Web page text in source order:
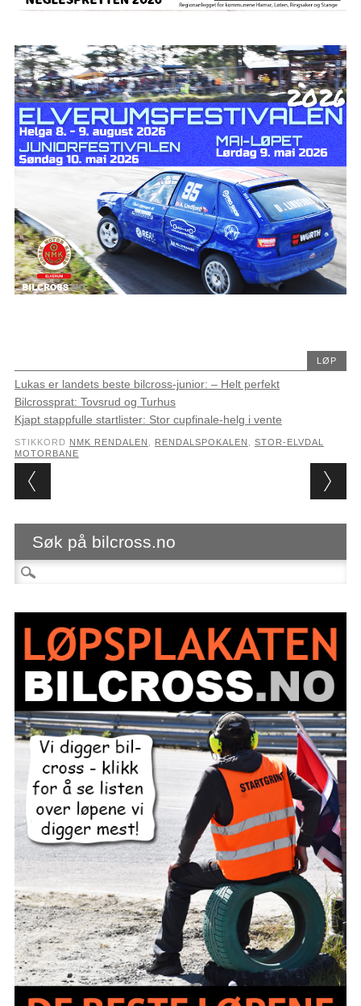
LØP
Lukas er landets beste bilcross-junior: – Helt perfekt
Bilcrossprat: Tovsrud og Turhus
Kjapt stappfulle startlister: Stor cupfinale-helg i vente
STIKKORD NMK RENDALEN RENDALSPOKALEN
STOR-ELVDAL
MOTORBANE
Post navigation
Søk på bilcross.no
Søk etter: